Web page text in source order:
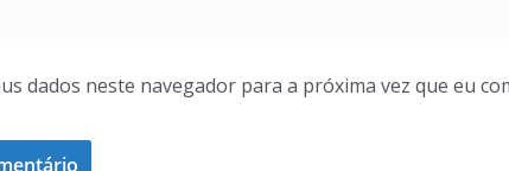
dados neste navegador para a próxima vez que eu